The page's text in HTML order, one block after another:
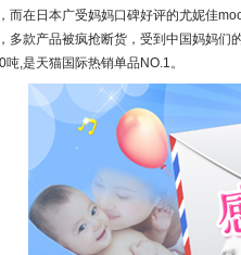
而在日本广受妈妈口碑好评的尤妮佳
多款产品被疯抢断货，受到中国妈妈们
吨,是天猫国际热销单品NO.1。